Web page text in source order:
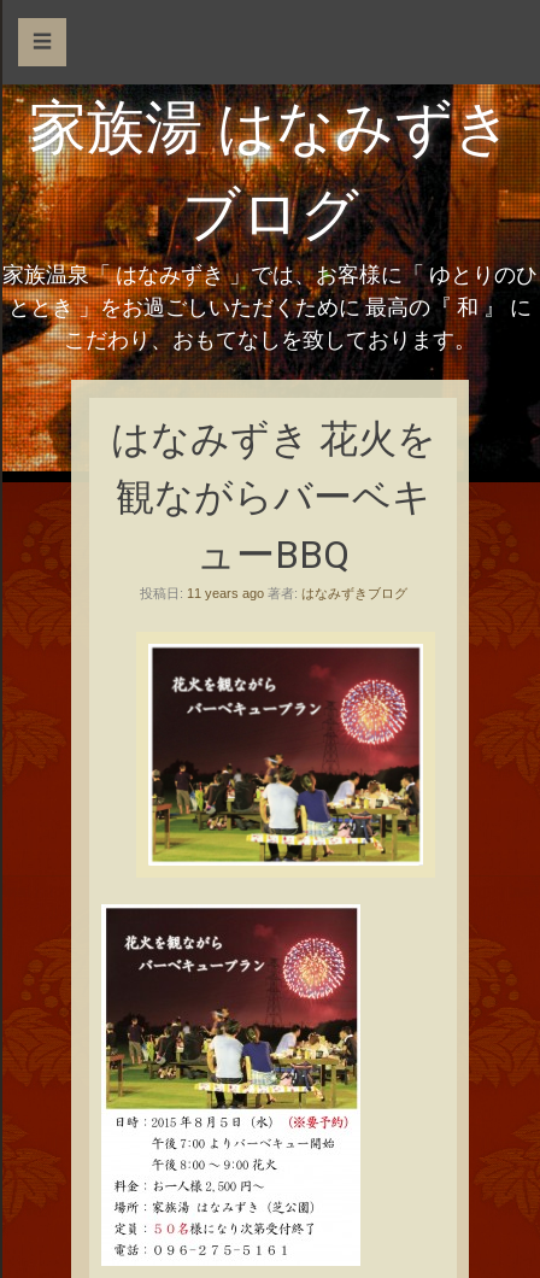
☰
家族湯 はなみずき
ブログ
家族温泉「 はなみずき 」では、お客様に「 ゆとりのひ
ととき 」をお過ごしいただくために 最高の『 和 』 に
こだわり、おもてなしを致しております。
はなみずき 花火を
観ながらバーベキ
ューBBQ
投稿日: 11 years ago 著者: はなみずきブログ